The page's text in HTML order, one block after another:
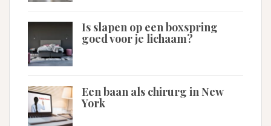
Is slapen op een boxspring
goed voor je lichaam?
Een baan als chirurg in New
York